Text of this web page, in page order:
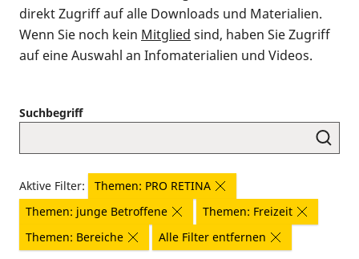
direkt Zugriff auf alle Downloads und Materialien.
Wenn Sie noch kein Mitglied sind, haben Sie Zugriff
auf eine Auswahl an Infomaterialien und Videos.
Suchbegriff
Aktive Filter:
Themen: PRO RETINA
Themen: junge Betroffene
Themen: Freizeit
Themen: Bereiche
Alle Filter entfernen